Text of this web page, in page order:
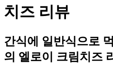
치즈 리뷰
간식에 일반식으로
의 엘로이 크림치즈